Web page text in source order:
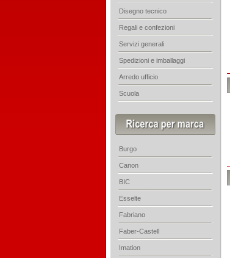
Disegno tecnico
Regali e confezioni
Servizi generali
Spedizioni e imballaggi
Arredo ufficio
Scuola
Burgo
Canon
BIC
Esselte
Fabriano
Faber-Castell
Imation